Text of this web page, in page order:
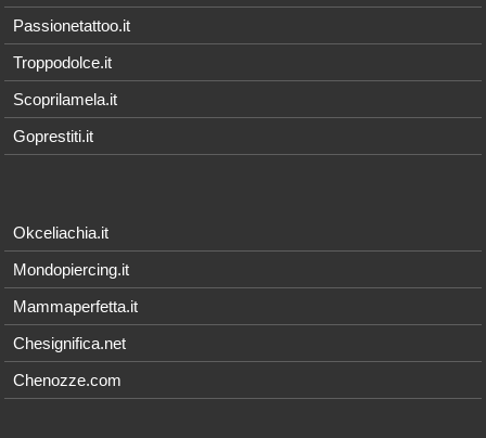
Passionetattoo.it
Troppodolce.it
Scoprilamela.it
Goprestiti.it
Okceliachia.it
Mondopiercing.it
Mammaperfetta.it
Chesignifica.net
Chenozze.com